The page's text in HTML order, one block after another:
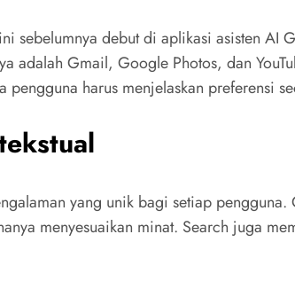
sebelumnya debut di aplikasi asisten AI
adalah Gmail, Google Photos, dan
pengguna harus menjelaskan preferensi
yang unik bagi setiap
menyesuaikan minat. Search juga